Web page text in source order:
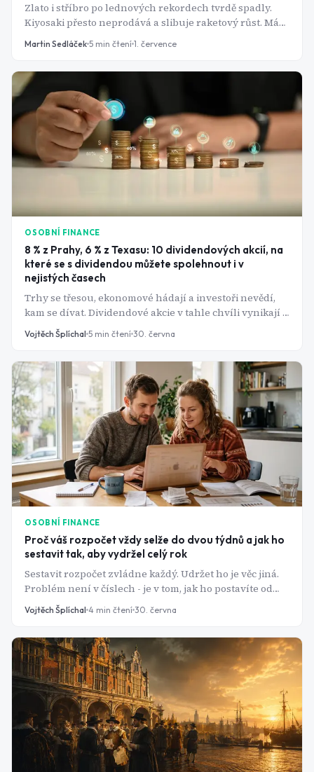
Zlato i stříbro po lednových rekordech tvrdě spadly.
Kiyosaki přesto neprodává a slibuje raketový růst. Má
vizionářský čich, nebo jen talent na titulky?
Martin Sedláček 5 min čtení 1. července
OSOBNÍ FINANCE
8 % z Prahy, 6 % z Texasu: 10 dividendových akcií, na
které se s dividendou můžete spolehnout i v
nejistých časech
Trhy se třesou, ekonomové hádají a investoři nevědí,
kam se dívat. Dividendové akcie v tahle chvíli vynikají -
firma vám prostě pošle peníze, bez ohledu na to, co
dělá kurz. Tady je deset, které to v roce 2026 dělají
Vojtěch Šplíchal 5 min čtení 30. června
OSOBNÍ FINANCE
Proč váš rozpočet vždy selže do dvou týdnů a jak ho
sestavit tak, aby vydržel celý rok
Sestavit rozpočet zvládne každý. Udržet ho je věc jiná.
Problém není v číslech - je v tom, jak ho postavíte od
začátku. Tady je návod, který neskončí v šuplíku.
Vojtěch Šplíchal 4 min čtení 30. června